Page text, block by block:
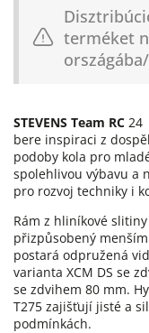
terméket
STEVENS Team RC 24
bere inspiraci z
podoby kola pro
spolehlivou výbavu a
pro rozvoj techniky i
Rám z hliníkové
přizpůsobený
postará odpružená
varianta XCM DS se
se zdvihem 80 mm.
T275 zajišťují jisté a
podmínkách.